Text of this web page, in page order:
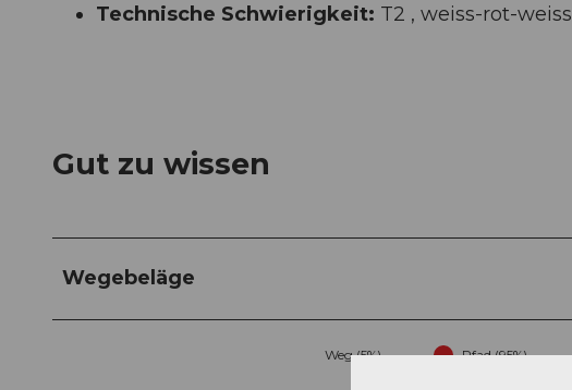
Technische Schwierigkeit: T2 , weiss-rot-weiss
Gut zu wissen
Wegebeläge
Weg (5%) Pfad (95%)